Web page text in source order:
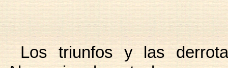
Los triunfos y las